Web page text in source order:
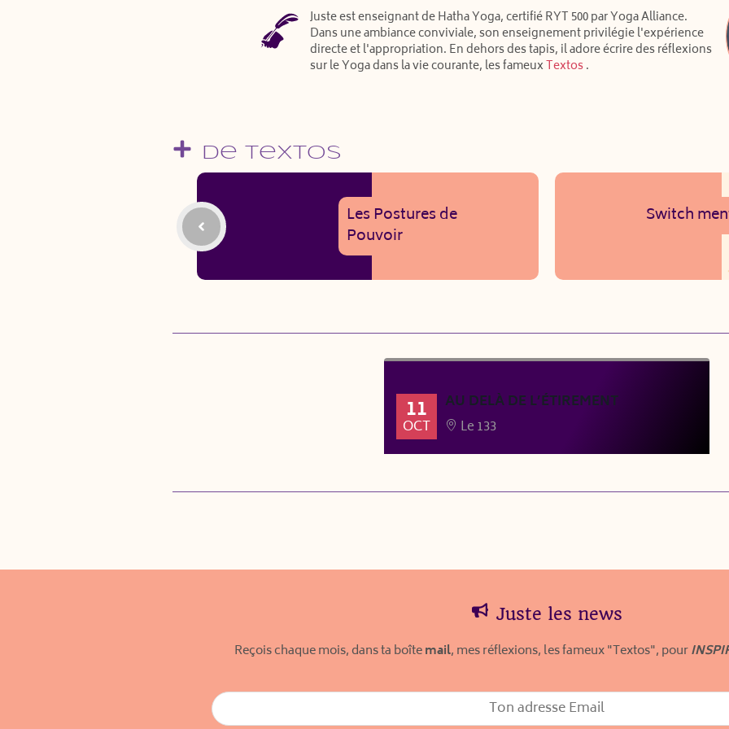
Juste est enseignant de Hatha Yoga, certifié RYT 500 par Yoga Alliance.
Dans une ambiance conviviale, son enseignement privilégie l'expérience
directe et l'appropriation. En dehors des tapis, il adore écrire des réflexions
sur le Yoga dans la vie courante, les fameuxTextos.
De Textos
Les Postures de
Pouvoir
Switch
11
OCT
AU DELÀ DE L’ÉTIREMENT
Le 133
Juste les news
Reçois chaque mois, dans ta boîtemail, mes réflexions, les fameux "Textos", pour